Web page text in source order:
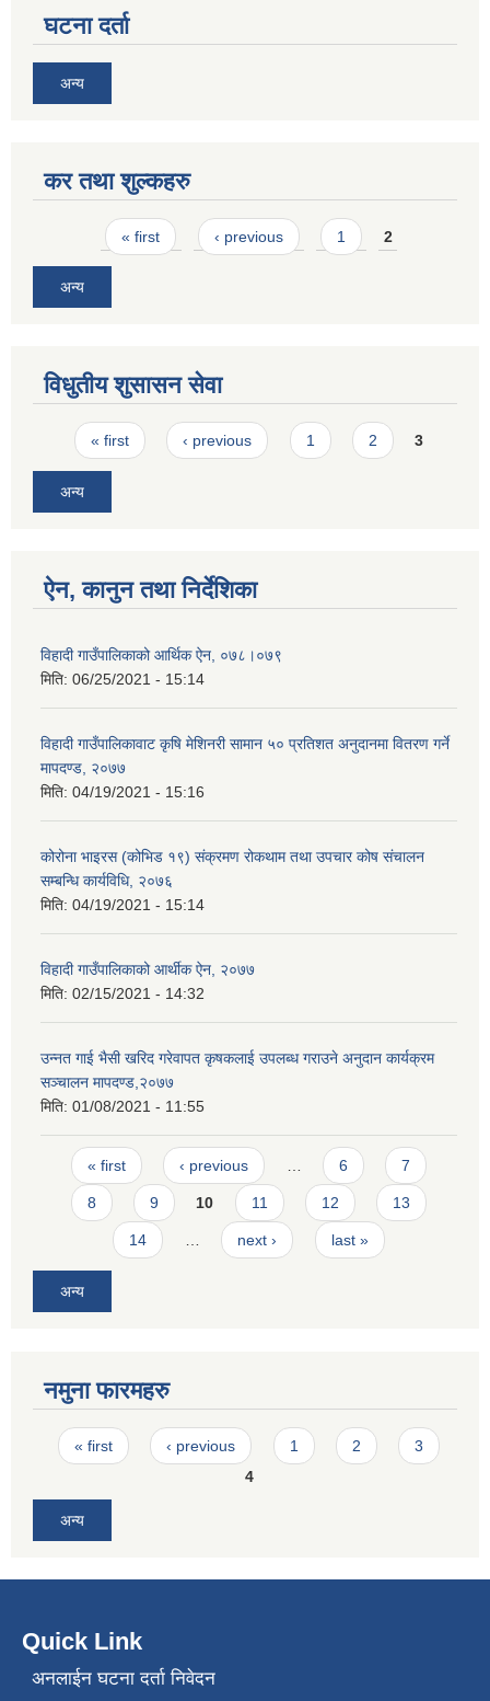
घटना दर्ता
अन्य
कर तथा शुल्कहरु
Pages« first ‹ previous 1 2
अन्य
विधुतीय शुसासन सेवा
Pages
« first ‹ previous 1 2 3
अन्य
ऐन, कानुन तथा निर्देशिका
विहादी गाउँपालिकाको आर्थिक ऐन, ०७८।०७९
मिति: 06/25/2021 - 15:14
विहादी गाउँपालिकावाट कृषि मेशिनरी सामान ५० प्रतिशत अनुदानमा वितरण गर्ने
मापदण्ड, २०७७
मिति: 04/19/2021 - 15:16
कोरोना भाइरस (कोभिड १९) संक्रमण रोकथाम तथा उपचार कोष संचालन
सम्बन्धि कार्यविधि, २०७६
मिति: 04/19/2021 - 15:14
विहादी गाउँपालिकाको आर्थीक ऐन, २०७७
मिति: 02/15/2021 - 14:32
उन्नत गाई भैसी खरिद गरेवापत कृषकलाई उपलब्ध गराउने अनुदान कार्यक्रम
सञ्चालन मापदण्ड,२०७७
मिति: 01/08/2021 - 11:55
Pages
« first ‹ previous … 6 7
8 9 10 11 12 13
14 … next › last »
अन्य
नमुना फारमहरु
Pages
« first ‹ previous 1 2
3
4
अन्य
Quick Link
अनलाईन घटना दर्ता निवेदन